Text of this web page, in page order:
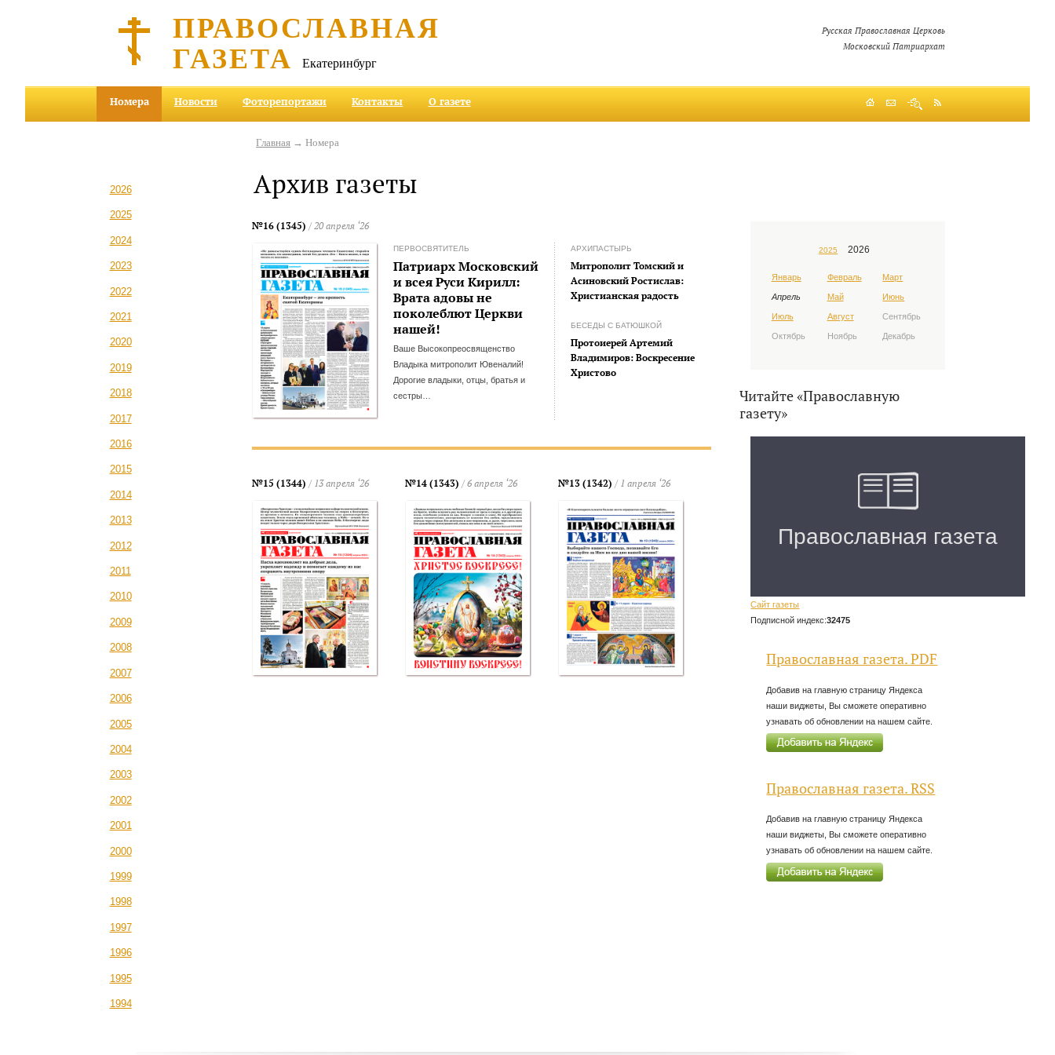
ПРАВОСЛАВНАЯ
ГАЗЕТА Екатеринбург
Русская Православная Церковь
Московский Патриархат
Номера Новости Фоторепортажи Контакты О газете
2026
2025
2024
2023
2022
2021
2020
2019
2018
2017
2016
2015
2014
2013
2012
2011
2010
2009
2008
2007
2006
2005
2004
2003
2002
2001
2000
1999
1998
1997
1996
1995
1994
Главная → Номера
Архив газеты
№16 (1345) / 20 апреля ‘26
ПЕРВОСВЯТИТЕЛЬ
Патриарх Московский
и всея Руси Кирилл:
Врата адовы не
поколеблют Церкви
нашей!
Ваше Высокопреосвященство
Владыка митрополит Ювеналий!
Дорогие владыки, отцы, братья и
сестры…
АРХИПАСТЫРЬ
Митрополит Томский и
Асиновский Ростислав:
Христианская радость
БЕСЕДЫ С БАТЮШКОЙ
Протоиерей Артемий
Владимиров: Воскресение
Христово
№15 (1344) / 13 апреля ‘26 №14 (1343) / 6 апреля ‘26 №13 (1342) / 1 апреля ‘26
2025 2026
Январь Февраль Март
Апрель Май Июнь
Июль Август Сентябрь
Октябрь Ноябрь Декабрь
Читайте «Православную
газету»
Сайт газеты
Подписной индекс:32475
Православная газета. PDF
Добавив на главную страницу Яндекса
наши виджеты, Вы сможете оперативно
узнавать об обновлении на нашем сайте.
Православная газета. RSS
Добавив на главную страницу Яндекса
наши виджеты, Вы сможете оперативно
узнавать об обновлении на нашем сайте.